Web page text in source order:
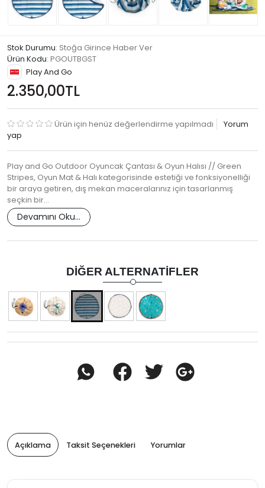
Stok Durumu: Stoğa Girince Haber Ver
Ürün Kodu: PGOUTBGST
Play And Go
2.350,00TL
Ürün için henüz değerlendirme yapılmadı
Yorum
yap
Play and Go Outdoor Oyuncak Çantası & Oyun Halısı // Green
Stripes, Oyun Mat & Halı kategorisinde estetiği ve fonksiyonelliği
bir araya getiren, dış mekan maceralarınız için tasarlanmış
seçkin bir…
Devamını Oku...
DIĞER ALTERNATIFLER
Açıklama Taksit Seçenekleri Yorumlar